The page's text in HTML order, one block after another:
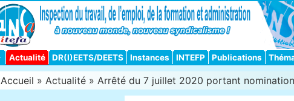
Actualité DR(I)EETS/DEETS Instances INTEFP Publications
Accueil » Actualité » Arrêté du 7 juillet 2020 portant